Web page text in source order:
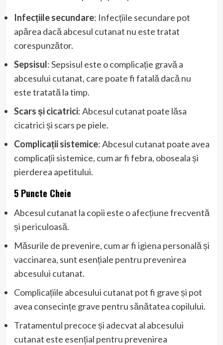
Infecțiile secundare: Infecțiile secundare pot
apărea dacă abcesul cutanat nu este tratat
corespunzător.
Sepsisul: Sepsisul este o complicație gravă a
abcesului cutanat, care poate fi fatală dacă nu
este tratată la timp.
Scars și cicatrici: Abcesul cutanat poate lăsa
cicatrici și scars pe piele.
Complicații sistemice: Abcesul cutanat poate avea
complicații sistemice, cum ar fi febra, oboseala și
pierderea apetitului.
5 Puncte Cheie
Abcesul cutanat la copii este o afecțiune frecventă
și periculoasă.
Măsurile de prevenire, cum ar fi igiena personală și
vaccinarea, sunt esențiale pentru prevenirea
abcesului cutanat.
Complicațiile abcesului cutanat pot fi grave și pot
avea consecințe grave pentru sănătatea copilului.
Tratamentul precoce și adecvat al abcesului
cutanat este esențial pentru prevenirea